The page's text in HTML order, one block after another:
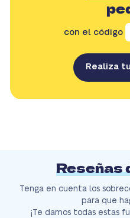
con el código
Realiza
Reseñas
Tenga en cuenta los
para que
¡Te damos todas estas